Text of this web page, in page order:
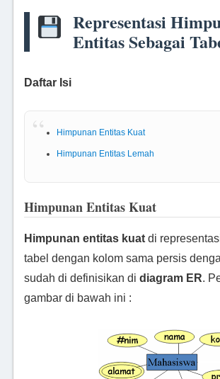
Representasi
Entitas Sebagai
Daftar Isi
Himpunan Entitas Kuat
Himpunan Entitas Lemah
Himpunan Entitas Kuat
Himpunan entitas kuat di
tabel dengan kolom sama persis
sudah di definisikan di diagram ER.
gambar di bawah ini :